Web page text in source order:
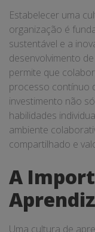
Estabelecer uma
organização é
sustentável e a
desenvolvimento
permite que
processo contínuo
investimento não
habilidades
ambiente
compartilhado e
A
Uma cultura de